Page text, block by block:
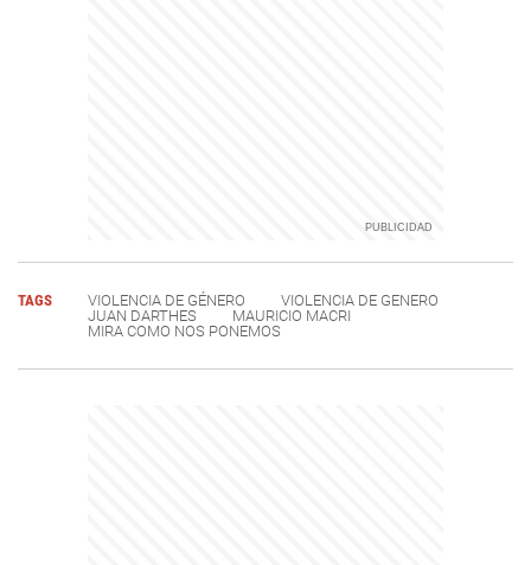
TAGS VIOLENCIA DE GÉNERO
VIOLENCIA DE GENERO
JUAN DARTHES
MAURICIO MACRI
MIRA COMO NOS PONEMOS